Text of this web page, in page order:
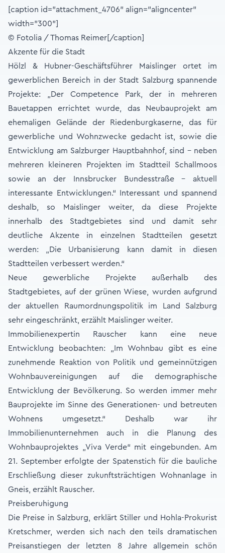
[caption id="attachment_4706" align="aligncenter"
width="300"]
© Fotolia / Thomas Reimer[/caption]
Akzente für die Stadt
Hölzl & Hubner-Geschäftsführer Maislinger ortet im
gewerblichen Bereich in der Stadt Salzburg spannende
Projekte: „Der Competence Park, der in mehreren
Bauetappen errichtet wurde, das Neubauprojekt am
ehemaligen Gelände der Riedenburgkaserne, das für
gewerbliche und Wohnzwecke gedacht ist, sowie die
Entwicklung am Salzburger Hauptbahnhof, sind – neben
mehreren kleineren Projekten im Stadtteil Schallmoos
sowie an der Innsbrucker Bundesstraße – aktuell
interessante Entwicklungen.“ Interessant und spannend
deshalb, so Maislinger weiter, da diese Projekte
innerhalb des Stadtgebietes sind und damit sehr
deutliche Akzente in einzelnen Stadtteilen gesetzt
werden: „Die Urbanisierung kann damit in diesen
Stadtteilen verbessert werden.“
Neue gewerbliche Projekte außerhalb des
Stadtgebietes, auf der grünen Wiese, wurden aufgrund
der aktuellen Raumordnungspolitik im Land Salzburg
sehr eingeschränkt, erzählt Maislinger weiter.
Immobilienexpertin Rauscher kann eine neue
Entwicklung beobachten: „Im Wohnbau gibt es eine
zunehmende Reaktion von Politik und gemeinnützigen
Wohnbauvereinigungen auf die demographische
Entwicklung der Bevölkerung. So werden immer mehr
Bauprojekte im Sinne des Generationen- und betreuten
Wohnens umgesetzt.“ Deshalb war ihr
Immobilienunternehmen auch in die Planung des
Wohnbauprojektes „Viva Verde“ mit eingebunden. Am
21. September erfolgte der Spatenstich für die bauliche
Erschließung dieser zukunftsträchtigen Wohnanlage in
Gneis, erzählt Rauscher.
Preisberuhigung
Die Preise in Salzburg, erklärt Stiller und Hohla-Prokurist
Kretschmer, werden sich nach den teils dramatischen
Preisanstiegen der letzten 8 Jahre allgemein schön